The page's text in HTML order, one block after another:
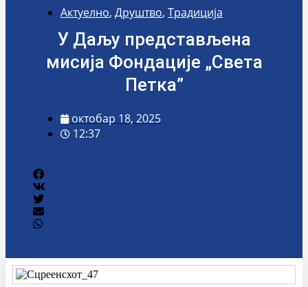
Актуелно, Друштво, Традиција
У Даљу представљена
мисија Фондације „Света
Петка”
октобар 18, 2025
12:37